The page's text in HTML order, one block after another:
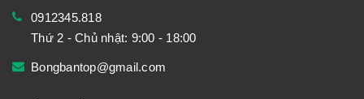
0912345.818
Thứ 2 - Chủ nhật: 9:00 - 18:00
Bongbantop@gmail.com